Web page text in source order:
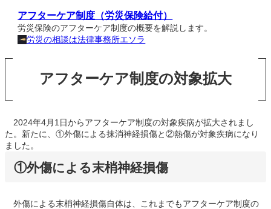
アフターケア制度（労災保険給付）
労災保険のアフターケア制度の概要を解説します。
労災の相談は法律事務所エソラ
アフターケア制度の対象拡大
2024年4月1日からアフターケア制度の対象疾病が拡大されまし
た。新たに、①外傷による抹消神経損傷と②熱傷が対象疾病になり
ました。
①外傷による末梢神経損傷
外傷による末梢神経損傷自体は、これまでもアフターケア制度の